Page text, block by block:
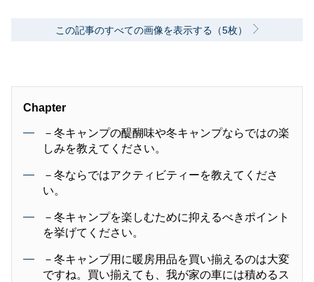
この記事のすべての画像を表示する（5枚）
Chapter
－冬キャンプの醍醐味や冬キャンプならではの楽
しみを教えてください。
－冬ならではアクティビティーを教えてくださ
い。
－冬キャンプを楽しむために抑えるべきポイント
を挙げてください。
－冬キャンプ用に暖房用品を買い揃えるのは大変
ですね。買い揃えても、我が家の車には積めるス